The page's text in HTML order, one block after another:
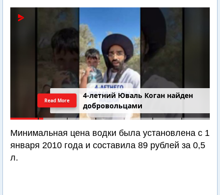
4-летний Юваль Коган найден
добровольцами
Read More
Минимальная цена водки была установлена с 1
января 2010 года и составила 89 рублей за 0,5
л.